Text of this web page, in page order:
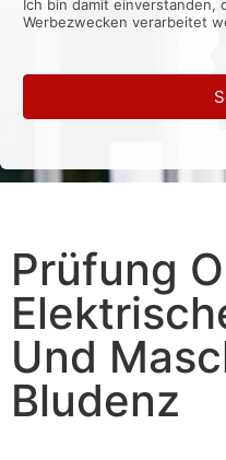
Ich bin damit einverstanden,
Werbezwecken verarbeitet
Prüfung
Und
Bludenz